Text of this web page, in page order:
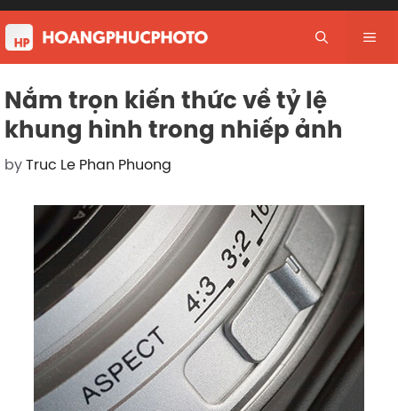
Skip
to
content
Nắm trọn kiến thức về tỷ lệ
khung hình trong nhiếp ảnh
byTruc Le Phan Phuong